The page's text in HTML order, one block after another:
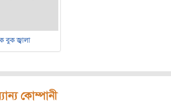
বুক জ্বালা
কোম্পানী